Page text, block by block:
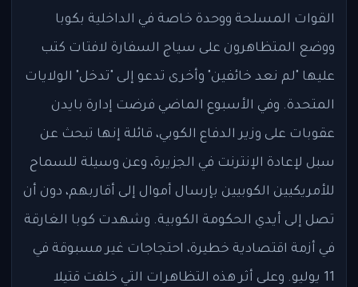
القوات المسلحة ووحدة خاصة في الداخلية بكوبا
ووضع المتظاهرون على سياج السفارة لافتات كتب
عليها "لم نعد خائفين" وأخرى تدعو إلى "تدخل" الولايات
المتحدة. وفي الأسبوع الماضي فرضت إدارة بايدن
عقوبات على وزير الدفاع الكوبي، قائلة إنها تبحث عن
سبل لإعادة الإنترنت في الجزيرة، وعن وسيلة للسماح
للأمريكيين الكوبيين بإرسال أموال إلى أقاربهم، دون أن
تصل إلى أيدي الحكومة الكوبية. وشهدت كوبا الغارقة
في أزمة اقتصادية خطيرة، احتجاجات غير مسبوقة في
11 يوليو. وعلى أثر هذه التظاهرات التي خلفت قتيلا